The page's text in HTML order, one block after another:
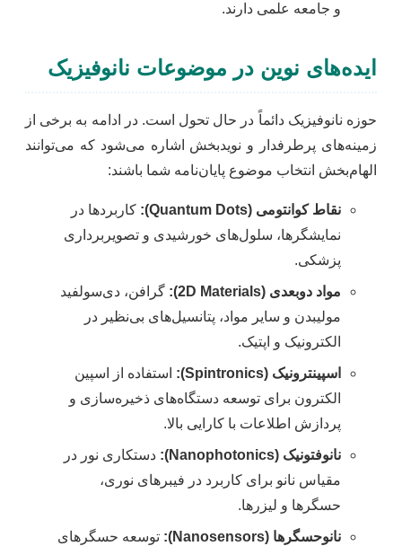
و جامعه علمی دارند.
ایده‌های نوین در موضوعات نانوفیزیک
حوزه نانوفیزیک دائماً در حال تحول است. در ادامه به برخی از
زمینه‌های پرطرفدار و نویدبخش اشاره می‌شود که می‌توانند
الهام‌بخش انتخاب موضوع پایان‌نامه شما باشند:
نقاط کوانتومی (Quantum Dots):
کاربردها در
نمایشگرها، سلول‌های خورشیدی و تصویربرداری
پزشکی.
مواد دوبعدی (2D Materials):
گرافن، دی‌سولفید
مولیبدن و سایر مواد، پتانسیل‌های بی‌نظیر در
الکترونیک و اپتیک.
اسپینترونیک (Spintronics):
استفاده از اسپین
الکترون برای توسعه دستگاه‌های ذخیره‌سازی و
پردازش اطلاعات با کارایی بالا.
نانوفتونیک (Nanophotonics):
دستکاری نور در
مقیاس نانو برای کاربرد در فیبرهای نوری،
حسگرها و لیزرها.
نانوحسگرها (Nanosensors):
توسعه حسگرهای